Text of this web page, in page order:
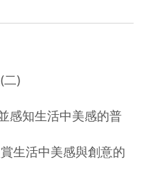
二)
感知生活中美感的普
生活中美感與創意的